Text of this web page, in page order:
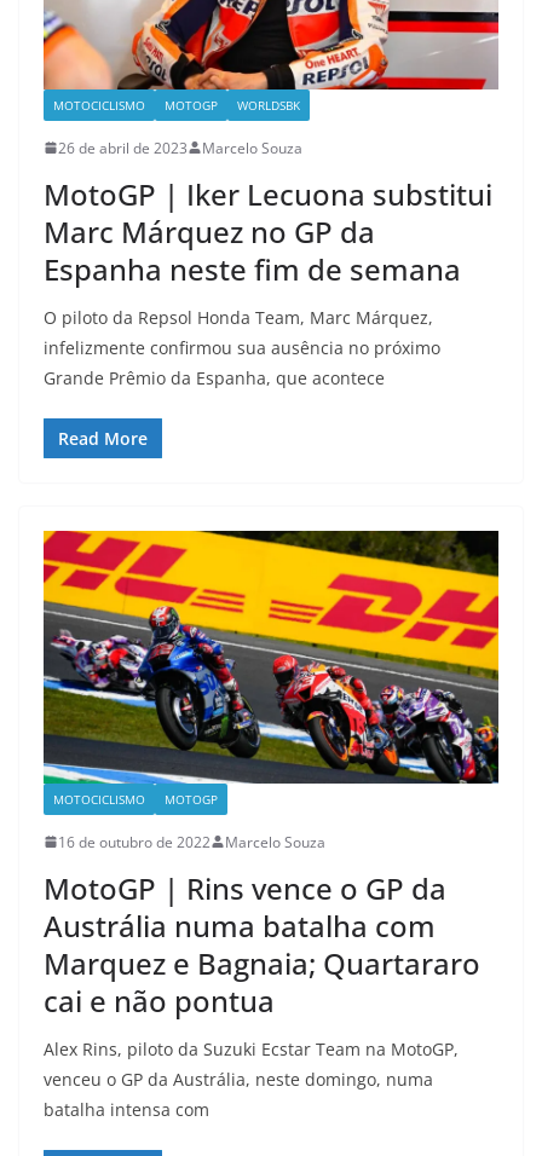
MOTOCICLISMO MOTOGP WORLDSBK
26 de abril de 2023 Marcelo Souza
MotoGP | Iker Lecuona substitui
Marc Márquez no GP da
Espanha neste fim de semana
O piloto da Repsol Honda Team, Marc Márquez,
infelizmente confirmou sua ausência no próximo
Grande Prêmio da Espanha, que acontece
Read More
MOTOCICLISMO MOTOGP
16 de outubro de 2022 Marcelo Souza
MotoGP | Rins vence o GP da
Austrália numa batalha com
Marquez e Bagnaia; Quartararo
cai e não pontua
Alex Rins, piloto da Suzuki Ecstar Team na MotoGP,
venceu o GP da Austrália, neste domingo, numa
batalha intensa com